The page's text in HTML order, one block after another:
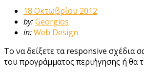
18 Οκτωβρίου 2012
by:Georgios
in:Web Design
Το να δείξετε τα responsive σχέδια
του προγράμματος περιήγησης ή θα